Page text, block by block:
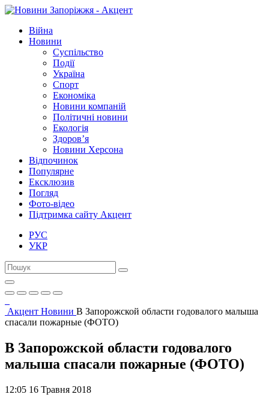
Війна
Новини
Суспільство
Події
Україна
Спорт
Економіка
Новини компаній
Політичні новини
Екологія
Здоров’я
Новини Херсона
Відпочинок
Популярне
Ексклюзив
Погляд
Фото-відео
Підтримка сайту Акцент
РУС
УКР
Акцент Новини В Запорожской области годовалого малыша
спасали пожарные (ФОТО)
В Запорожской области годовалого
малыша спасали пожарные (ФОТО)
12:05 16 Травня 2018